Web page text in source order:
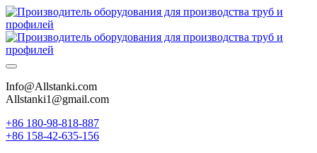
Info@Allstanki.com
Allstanki1@gmail.com
+86 180-98-818-887
+86 158-42-635-156